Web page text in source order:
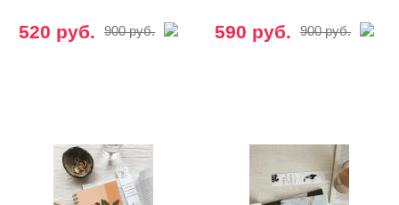
520 руб. 900 руб. 590 руб. 900 руб.